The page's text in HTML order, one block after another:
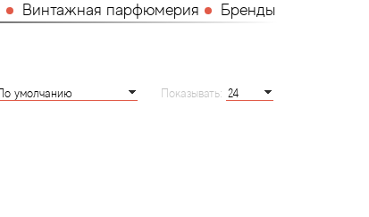
Винтажная парфюмерия Бренды
Показывать: